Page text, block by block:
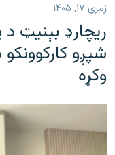
زمری ۱۷, ۱۴۰۵
ریچارډ بېنیټ
شپږو
وکړه